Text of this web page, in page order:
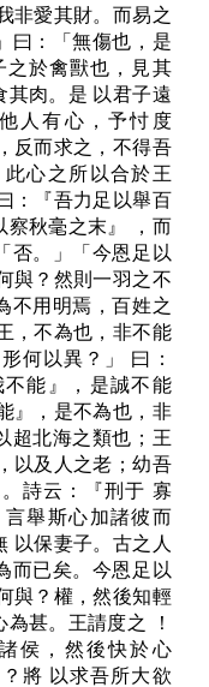
非愛其財。而易之
曰：「無傷也，是
之於禽獸也，見其
其肉。是 以君子遠
人有心，予忖度
反而求之，不得吾
心之所以合於王
：『吾力足以舉百
察秋毫之末』 ，而
否。」「今恩足以
與？然則一羽之不
不用明焉，百姓之
，不為也，非不能
何以異？」 曰：
不能』，是誠不能
』，是不為也，非
超北海之類也；王
以及人之老；幼吾
詩云：『刑于 寡
舉斯心加諸彼而
以保妻子。古之人
而已矣。今恩足以
與？權，然後知輕
甚。王請度之 ！
侯，然後快於心
將 以求吾所大欲